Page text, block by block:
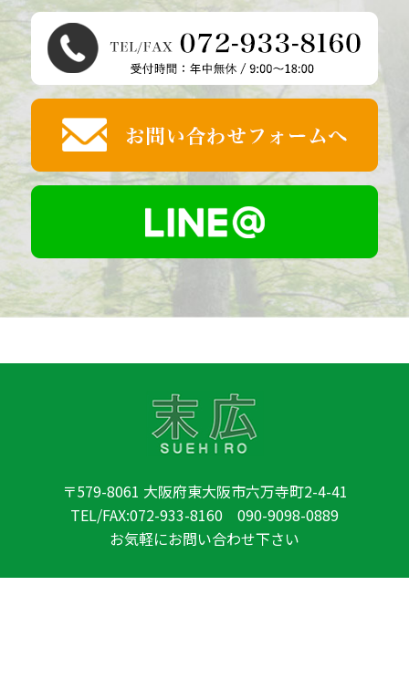
〒579-8061 大阪府東大阪市六万寺町2-4-41
TEL/FAX:072-933-8160 090-9098-0889
お気軽にお問い合わせ下さい